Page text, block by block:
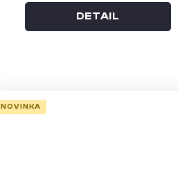
DETAIL
NOVINKA